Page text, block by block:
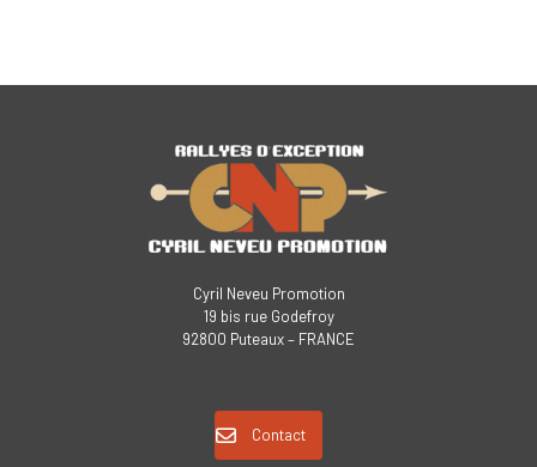
Cyril Neveu Promotion
19 bis rue Godefroy
92800 Puteaux – FRANCE
Contact